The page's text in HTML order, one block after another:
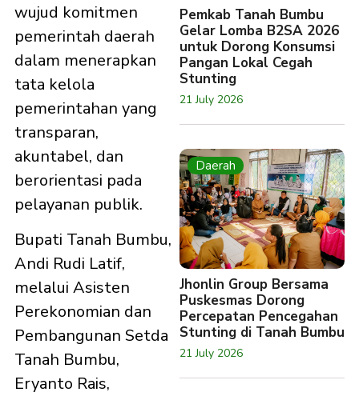
wujud komitmen
pemerintah daerah
dalam menerapkan
tata kelola
pemerintahan yang
transparan,
akuntabel, dan
berorientasi pada
pelayanan publik.
Bupati Tanah Bumbu,
Andi Rudi Latif,
melalui Asisten
Perekonomian dan
Pembangunan Setda
Tanah Bumbu,
Eryanto Rais,
Pemkab Tanah Bumbu
Gelar Lomba B2SA 2026
untuk Dorong Konsumsi
Pangan Lokal Cegah
Stunting
21 July 2026
Daerah
Jhonlin Group Bersama
Puskesmas Dorong
Percepatan Pencegahan
Stunting di Tanah Bumbu
21 July 2026